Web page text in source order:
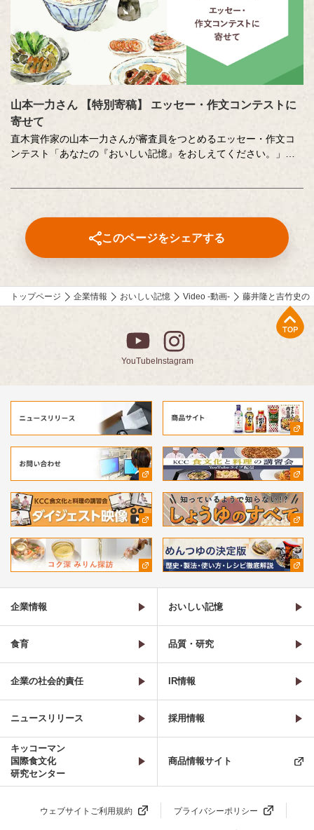
山本一力さん 【特別寄稿】 エッセー・作文コンテストに
寄せて
直木賞作家の山本一力さんが審査員をつとめるエッセー・作文コ
ンテスト「あなたの『おいしい記憶』をおしえてください。」に
このページをシェアする
トップページ 企業情報 おいしい記憶 Video -動画- 藤井隆と吉竹史の
YouTubeInstagram
企業情報 おいしい記憶
食育 品質・研究
企業の社会的責任 IR情報
ニュースリリース 採用情報
キッコーマン
国際食文化
研究センター
商品情報サイト
ウェブサイトご利用規約 プライバシーポリシー